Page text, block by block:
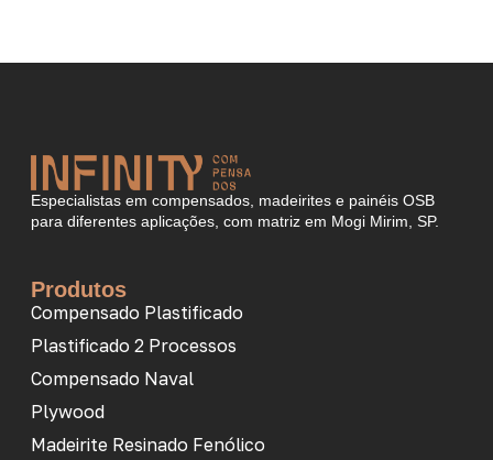
Especialistas em compensados, madeirites e painéis OSB
para diferentes aplicações, com matriz em Mogi Mirim, SP.
Produtos
Compensado Plastificado
Plastificado 2 Processos
Compensado Naval
Plywood
Madeirite Resinado Fenólico